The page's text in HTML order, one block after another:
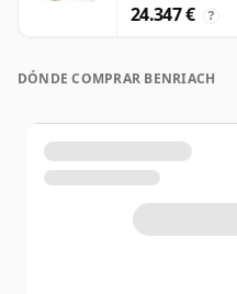
24.347 € ?
DÓNDE COMPRAR BENRIACH